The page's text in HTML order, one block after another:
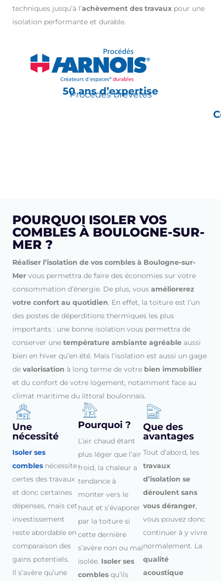
techniques jusqu’à l’achèvement des travaux pour une
isolation performante et durable.
50 ans d’expertise
Procédés brevetés
POURQUOI ISOLER VOS
COMBLES À BOULOGNE-SUR-
MER ?
Réaliser l’isolation de vos combles à Boulogne-sur-
Mer vous permettra de faire des économies sur votre
consommation d’énergie. De plus, vous améliorerez
votre confort au quotidien. En effet, la toiture est l’un
des postes de déperditions thermiques les plus
importants : une bonne isolation vous permettra de
conserver une température ambiante agréable aussi
bien en hiver qu’en été. Mais l’isolation est aussi un gage
de valorisation à long terme de votre bien immobilier
et du confort de votre logement, notamment face au
climat maritime du littoral boulonnais.
Une
nécessité
Isoler ses
combles nécessite
certes des travaux
et donc certaines
dépenses, mais cet
investissement
reste abordable en
comparaison des
gains potentiels.
Il s’avère qu’une
Pourquoi ?
L’air chaud étant
plus léger que l’air
froid, la chaleur a
tendance à
monter vers le
haut et s’évaporer
par la toiture si
cette dernière
s’avère non ou mal
isolée. Isoler ses
combles qu’ils
Que des
avantages
Tout d’abord, les
travaux
d’isolation se
déroulent sans
vous déranger,
vous pouvez donc
continuer à y vivre
normalement. La
qualité
acoustique